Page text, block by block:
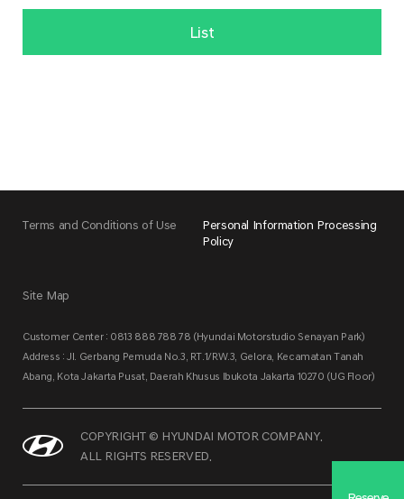
List
Terms and Conditions of Use
Personal Information Processing
Policy
Site Map
Customer Center : 0813 888 788 78 (Hyundai Motorstudio Senayan Park)
Address : Jl. Gerbang Pemuda No.3, RT.1/RW.3, Gelora, Kecamatan Tanah
Abang, Kota Jakarta Pusat, Daerah Khusus Ibukota Jakarta 10270 (UG Floor)
COPYRIGHT © HYUNDAI MOTOR COMPANY.
ALL RIGHTS RESERVED.